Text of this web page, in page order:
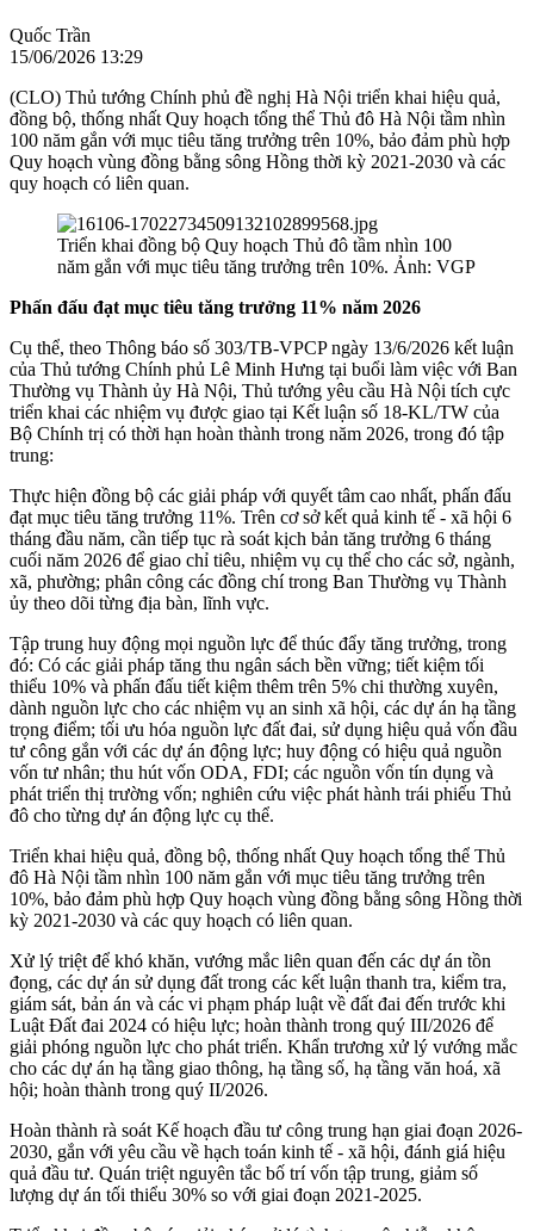
Quốc Trần
15/06/2026 13:29
(CLO) Thủ tướng Chính phủ đề nghị Hà Nội triển khai hiệu quả,
đồng bộ, thống nhất Quy hoạch tổng thể Thủ đô Hà Nội tầm nhìn
100 năm gắn với mục tiêu tăng trưởng trên 10%, bảo đảm phù hợp
Quy hoạch vùng đồng bằng sông Hồng thời kỳ 2021-2030 và các
quy hoạch có liên quan.
Triển khai đồng bộ Quy hoạch Thủ đô tầm nhìn 100
năm gắn với mục tiêu tăng trưởng trên 10%. Ảnh: VGP
Phấn đấu đạt mục tiêu tăng trưởng 11% năm 2026
Cụ thể, theo Thông báo số 303/TB-VPCP ngày 13/6/2026 kết luận
của Thủ tướng Chính phủ Lê Minh Hưng tại buổi làm việc với Ban
Thường vụ Thành ủy Hà Nội, Thủ tướng yêu cầu Hà Nội tích cực
triển khai các nhiệm vụ được giao tại Kết luận số 18-KL/TW của
Bộ Chính trị có thời hạn hoàn thành trong năm 2026, trong đó tập
trung:
Thực hiện đồng bộ các giải pháp với quyết tâm cao nhất, phấn đấu
đạt mục tiêu tăng trưởng 11%. Trên cơ sở kết quả kinh tế - xã hội 6
tháng đầu năm, cần tiếp tục rà soát kịch bản tăng trưởng 6 tháng
cuối năm 2026 để giao chỉ tiêu, nhiệm vụ cụ thể cho các sở, ngành,
xã, phường; phân công các đồng chí trong Ban Thường vụ Thành
ủy theo dõi từng địa bàn, lĩnh vực.
Tập trung huy động mọi nguồn lực để thúc đẩy tăng trưởng, trong
đó: Có các giải pháp tăng thu ngân sách bền vững; tiết kiệm tối
thiểu 10% và phấn đấu tiết kiệm thêm trên 5% chi thường xuyên,
dành nguồn lực cho các nhiệm vụ an sinh xã hội, các dự án hạ tầng
trọng điểm; tối ưu hóa nguồn lực đất đai, sử dụng hiệu quả vốn đầu
tư công gắn với các dự án động lực; huy động có hiệu quả nguồn
vốn tư nhân; thu hút vốn ODA, FDI; các nguồn vốn tín dụng và
phát triển thị trường vốn; nghiên cứu việc phát hành trái phiếu Thủ
đô cho từng dự án động lực cụ thể.
Triển khai hiệu quả, đồng bộ, thống nhất Quy hoạch tổng thể Thủ
đô Hà Nội tầm nhìn 100 năm gắn với mục tiêu tăng trưởng trên
10%, bảo đảm phù hợp Quy hoạch vùng đồng bằng sông Hồng thời
kỳ 2021-2030 và các quy hoạch có liên quan.
Xử lý triệt để khó khăn, vướng mắc liên quan đến các dự án tồn
đọng, các dự án sử dụng đất trong các kết luận thanh tra, kiểm tra,
giám sát, bản án và các vi phạm pháp luật về đất đai đến trước khi
Luật Đất đai 2024 có hiệu lực; hoàn thành trong quý III/2026 để
giải phóng nguồn lực cho phát triển. Khẩn trương xử lý vướng mắc
cho các dự án hạ tầng giao thông, hạ tầng số, hạ tầng văn hoá, xã
hội; hoàn thành trong quý II/2026.
Hoàn thành rà soát Kế hoạch đầu tư công trung hạn giai đoạn 2026-
2030, gắn với yêu cầu về hạch toán kinh tế - xã hội, đánh giá hiệu
quả đầu tư. Quán triệt nguyên tắc bố trí vốn tập trung, giảm số
lượng dự án tối thiểu 30% so với giai đoạn 2021-2025.